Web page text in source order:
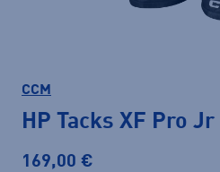
CCM
HP Tacks XF Pro Jr
169,00 €